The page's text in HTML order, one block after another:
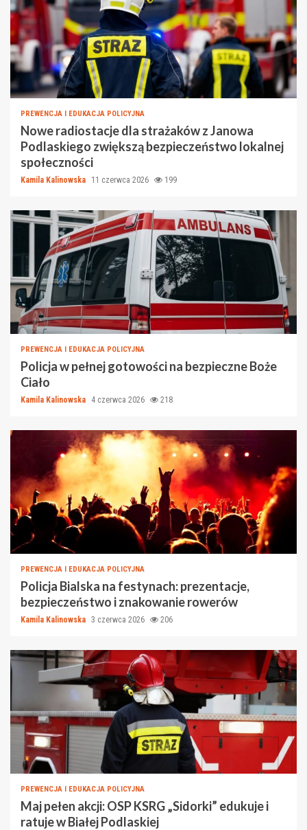
PREWENCJA I EDUKACJA POLICYJNA
Nowe radiostacje dla strażaków z Janowa
Podlaskiego zwiększą bezpieczeństwo lokalnej
społeczności
Kamila Kalinowska 11 czerwca 2026 199
PREWENCJA I EDUKACJA POLICYJNA
Policja w pełnej gotowości na bezpieczne Boże
Ciało
Kamila Kalinowska 4 czerwca 2026 218
PREWENCJA I EDUKACJA POLICYJNA
Policja Bialska na festynach: prezentacje,
bezpieczeństwo i znakowanie rowerów
Kamila Kalinowska 3 czerwca 2026 206
PREWENCJA I EDUKACJA POLICYJNA
Maj pełen akcji: OSP KSRG „Sidorki” edukuje i
ratuje w Białej Podlaskiej